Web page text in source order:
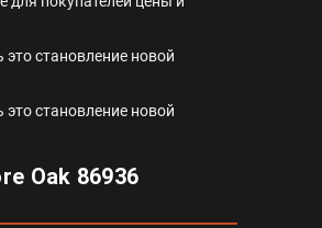
становление новой
становление новой
Oak 86936